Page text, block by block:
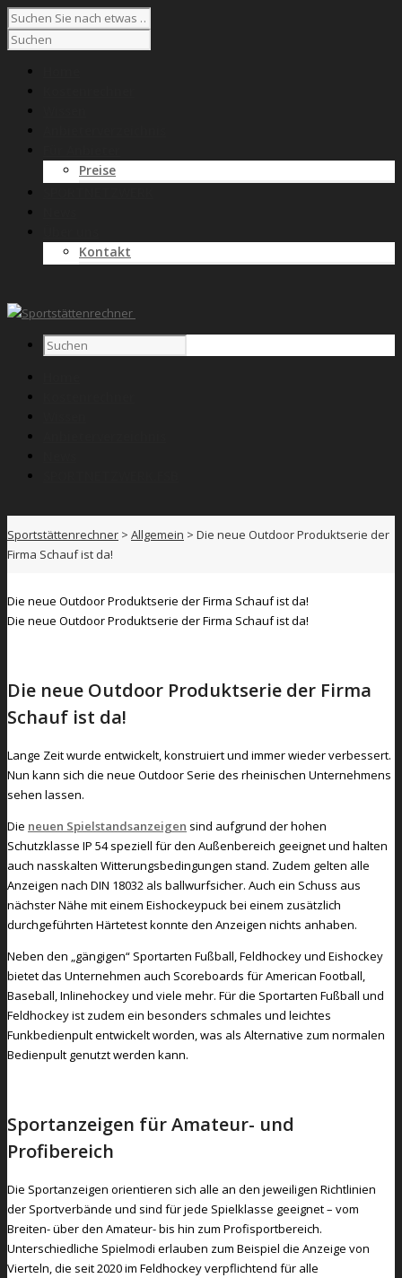
Preise
Kontakt
Sportstättenrechner > Allgemein > Die neue Outdoor Produktserie der
Firma Schauf ist da!
Die neue Outdoor Produktserie der Firma Schauf ist da!
Die neue Outdoor Produktserie der Firma Schauf ist da!
Die neue Outdoor Produktserie der Firma
Schauf ist da!
Lange Zeit wurde entwickelt, konstruiert und immer wieder verbessert.
Nun kann sich die neue Outdoor Serie des rheinischen Unternehmens
sehen lassen.
Die neuen Spielstandsanzeigen sind aufgrund der hohen
Schutzklasse IP 54 speziell für den Außenbereich geeignet und halten
auch nasskalten Witterungsbedingungen stand. Zudem gelten alle
Anzeigen nach DIN 18032 als ballwurfsicher. Auch ein Schuss aus
nächster Nähe mit einem Eishockeypuck bei einem zusätzlich
durchgeführten Härtetest konnte den Anzeigen nichts anhaben.
Neben den „gängigen“ Sportarten Fußball, Feldhockey und Eishockey
bietet das Unternehmen auch Scoreboards für American Football,
Baseball, Inlinehockey und viele mehr. Für die Sportarten Fußball und
Feldhockey ist zudem ein besonders schmales und leichtes
Funkbedienpult entwickelt worden, was als Alternative zum normalen
Bedienpult genutzt werden kann.
Sportanzeigen für Amateur- und
Profibereich
Die Sportanzeigen orientieren sich alle an den jeweiligen Richtlinien
der Sportverbände und sind für jede Spielklasse geeignet – vom
Breiten- über den Amateur- bis hin zum Profisportbereich.
Unterschiedliche Spielmodi erlauben zum Beispiel die Anzeige von
Vierteln, die seit 2020 im Feldhockey verpflichtend für alle